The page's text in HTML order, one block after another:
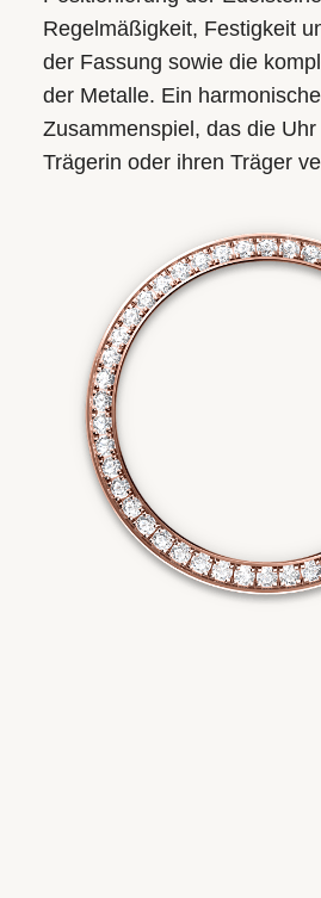
Regelmäßigkeit, Festigkeit
der Fassung sowie die
der Metalle. Ein
Zusammenspiel, das die
Trägerin oder ihren Träger